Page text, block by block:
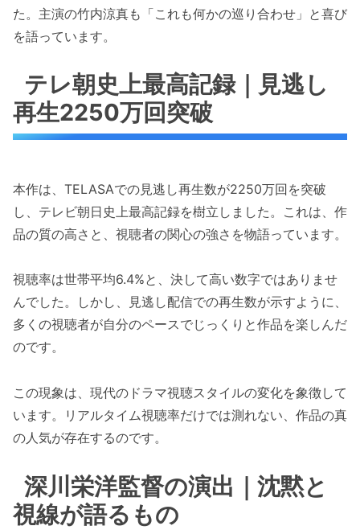
た。主演の竹内涼真も「これも何かの巡り合わせ」と喜び
を語っています。
テレ朝史上最高記録｜見逃し
再生2250万回突破
本作は、TELASAでの見逃し再生数が2250万回を突破
し、テレビ朝日史上最高記録を樹立しました。これは、作
品の質の高さと、視聴者の関心の強さを物語っています。
視聴率は世帯平均6.4%と、決して高い数字ではありませ
んでした。しかし、見逃し配信での再生数が示すように、
多くの視聴者が自分のペースでじっくりと作品を楽しんだ
のです。
この現象は、現代のドラマ視聴スタイルの変化を象徴して
います。リアルタイム視聴率だけでは測れない、作品の真
の人気が存在するのです。
深川栄洋監督の演出｜沈黙と
視線が語るもの